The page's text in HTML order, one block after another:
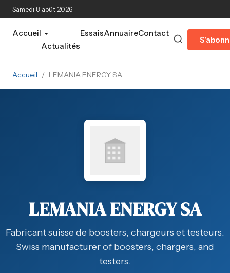
Aller au contenu principal
Samedi 8 août 2026
Accueil
Actualités
EssaisAnnuaireContact
Accueil / LEMANIA ENERGY SA
LEMANIA ENERGY SA
Fabricant suisse de boosters, chargeurs et testeurs.
Swiss manufacturer of boosters, chargers, and
testers.